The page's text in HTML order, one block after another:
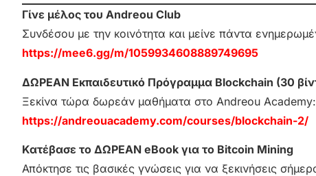
Γίνε μέλος του Andreou Club
Συνδέσου με την κοινότητα και μείνε πάντα
https://mee6.gg/m/1059934608889749695
ΔΩΡΕΑΝ Εκπαιδευτικό Πρόγραμμα Blockchain (30
Ξεκίνα τώρα δωρεάν μαθήματα στο Andreou Academy:
https://andreouacademy.com/courses/blockchain-2/
Κατέβασε το ΔΩΡΕΑΝ eBook για το Bitcoin Mining
Απόκτησε τις βασικές γνώσεις για να ξεκινήσεις